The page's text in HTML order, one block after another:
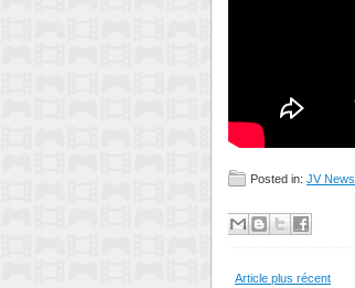
Posted in: JV News
Article plus récent